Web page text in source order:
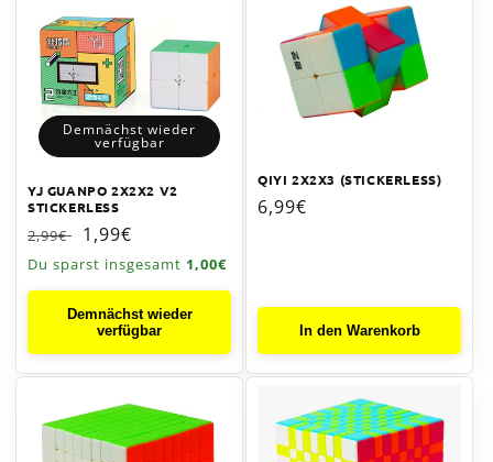
Demnächst wieder
verfügbar
YJ GUANPO 2X2X2 V2
STICKERLESS
Normaler
Preis
2,99€ Verkaufspreis
1,99€
Du sparst insgesamt 1,00€
Demnächst wieder
verfügbar
QIYI 2X2X3 (STICKERLESS)
Normaler
6,99€
In den Warenkorb